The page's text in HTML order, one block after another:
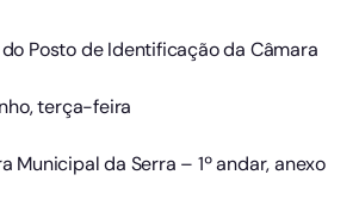
Posto de Identificação da Câmara
terça-feira
Municipal da Serra – 1º andar, anexo